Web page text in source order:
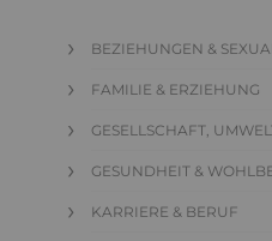
BEZIEHUNGEN &
FAMILIE & ERZIEHUNG
GESELLSCHAFT,
GESUNDHEIT &
KARRIERE & BERUF